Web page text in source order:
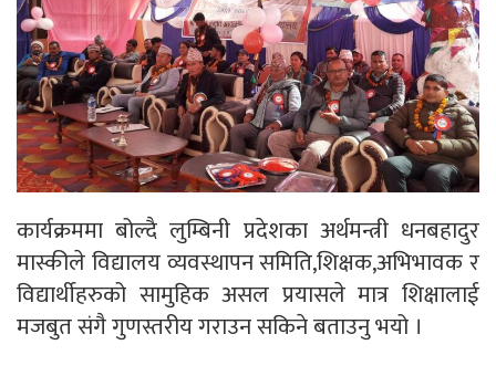
कार्यक्रममा बोल्दै लुम्बिनी प्रदेशका अर्थमन्त्री धनबहादुर
मास्कीले विद्यालय व्यवस्थापन समिति,शिक्षक,अभिभावक र
विद्यार्थीहरुको सामुहिक असल प्रयासले मात्र शिक्षालाई
मजबुत संगै गुणस्तरीय गराउन सकिने बताउनु भयो ।